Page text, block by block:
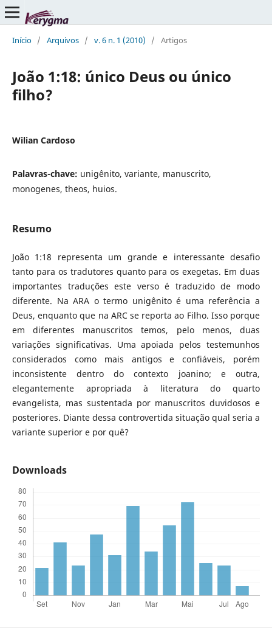
Início / Arquivos / v. 6 n. 1 (2010) / Artigos
João 1:18: único Deus ou único
filho?
Wilian Cardoso
Palavras-chave: unigênito, variante, manuscrito,
monogenes, theos, huios.
Resumo
João 1:18 representa um grande e interessante desafio
tanto para os tradutores quanto para os exegetas. Em duas
importantes traduções este verso é traduzido de modo
diferente. Na ARA o termo unigênito é uma referência a
Deus, enquanto que na ARC se reporta ao Filho. Isso porque
em diferentes manuscritos temos, pelo menos, duas
variações significativas. Uma apoiada pelos testemunhos
considerados como mais antigos e confiáveis, porém
inconsistente dentro do contexto joanino; e outra,
elegantemente apropriada à literatura do quarto
evangelista, mas sustentada por manuscritos duvidosos e
posteriores. Diante dessa controvertida situação qual seria a
variante superior e por quê?
Downloads